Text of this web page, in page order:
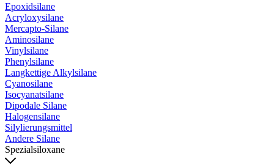
Epoxidsilane
Acryloxysilane
Mercapto-Silane
Aminosilane
Vinylsilane
Phenylsilane
Langkettige Alkylsilane
Cyanosilane
Isocyanatsilane
Dipodale Silane
Halogensilane
Silylierungsmittel
Andere Silane
Spezialsiloxane